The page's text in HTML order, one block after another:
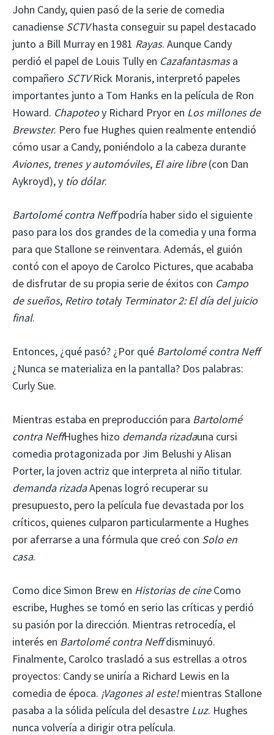
John Candy, quien pasó de la serie de comedia
canadiense SCTVhasta conseguir su papel destacado
junto a Bill Murray en 1981 Rayas. Aunque Candy
perdió el papel de Louis Tully en Cazafantasmasa
compañero SCTVRick Moranis, interpretó papeles
importantes junto a Tom Hanks en la película de Ron
Howard. Chapoteoy Richard Pryor en Los millones de
Brewster. Pero fue Hughes quien realmente entendió
cómo usar a Candy, poniéndolo a la cabeza durante
Aviones, trenes y automóviles, El aire libre(con Dan
Aykroyd), y tío dólar.
Bartolomé contra Neffpodría haber sido el siguiente
paso para los dos grandes de la comedia y una forma
para que Stallone se reinventara. Además, el guión
contó con el apoyo de Carolco Pictures, que acababa
de disfrutar de su propia serie de éxitos con Campo
de sueños, Retiro totaly Terminator 2: El día del juicio
final.
Entonces, ¿qué pasó? ¿Por qué Bartolomé contra Neff
¿Nunca se materializa en la pantalla? Dos palabras:
Curly Sue.
Mientras estaba en preproducción para Bartolomé
contra NeffHughes hizo demanda rizadauna cursi
comedia protagonizada por Jim Belushi y Alisan
Porter, la joven actriz que interpreta al niño titular.
demanda rizadaApenas logró recuperar su
presupuesto, pero la película fue devastada por los
críticos, quienes culparon particularmente a Hughes
por aferrarse a una fórmula que creó con Solo en
casa.
Como dice Simon Brew en Historias de cineComo
escribe, Hughes se tomó en serio las críticas y perdió
su pasión por la dirección. Mientras retrocedía, el
interés en Bartolomé contra Neffdisminuyó.
Finalmente, Carolco trasladó a sus estrellas a otros
proyectos: Candy se uniría a Richard Lewis en la
comedia de época. ¡Vagones al este!mientras Stallone
pasaba a la sólida película del desastre Luz. Hughes
nunca volvería a dirigir otra película.